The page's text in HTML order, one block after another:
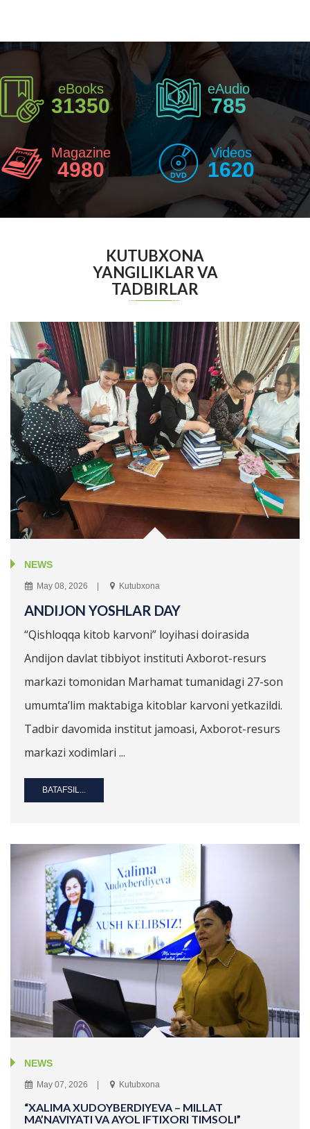
eBooks
31350
eAudio
785
Magazine
4980
Videos
1620
KUTUBXONA
YANGILIKLAR VA
TADBIRLAR
NEWS
May 08, 2026 Kutubxona
ANDIJON YOSHLAR DAY
“Qishloqqa kitob karvoni” loyihasi doirasida
Andijon davlat tibbiyot instituti Axborot-resurs
markazi tomonidan Marhamat tumanidagi 27-son
umumta’lim maktabiga kitoblar karvoni yetkazildi.
Tadbir davomida institut jamoasi, Axborot-resurs
markazi xodimlari ...
BATAFSIL...
NEWS
May 07, 2026 Kutubxona
“XALIMA XUDOYBERDIYEVA – MILLAT
MA’NAVIYATI VA AYOL IFTIXORI TIMSOLI”